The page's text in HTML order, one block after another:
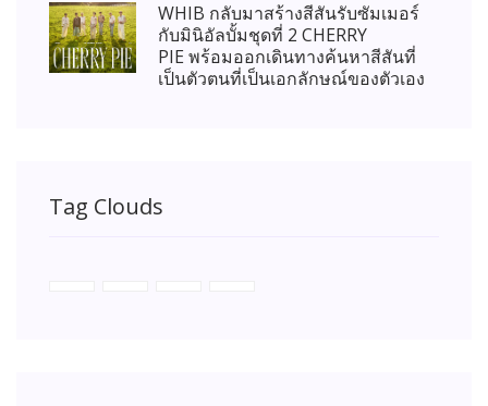
WHIB กลับมาสร้างสีสันรับซัมเมอร์
กับมินิอัลบั้มชุดที่ 2 CHERRY
PIE พร้อมออกเดินทางค้นหาสีสันที่
เป็นตัวตนที่เป็นเอกลักษณ์ของตัวเอง
Tag Clouds